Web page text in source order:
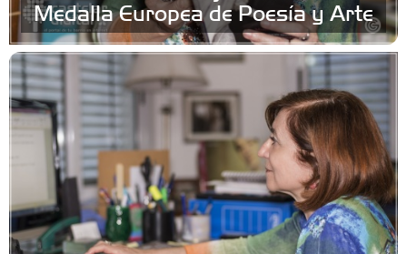
Medalla Europea de Poesía y Arte